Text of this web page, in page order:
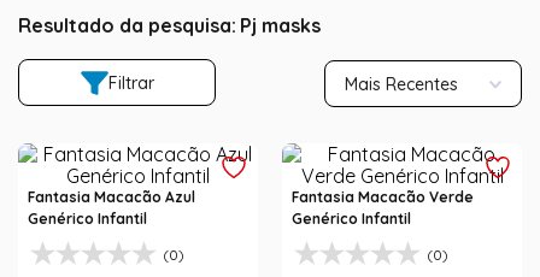
Resultado da pesquisa: Pj masks
Filtrar Mais Recentes
Fantasia Macacão Azul
Genérico Infantil
(0)
Fantasia Macacão Verde
Genérico Infantil
(0)